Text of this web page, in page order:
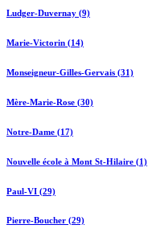
Ludger-Duvernay (9)
Marie-Victorin (14)
Monseigneur-Gilles-Gervais (31)
Mère-Marie-Rose (30)
Notre-Dame (17)
Nouvelle école à Mont St-Hilaire (1)
Paul-VI (29)
Pierre-Boucher (29)